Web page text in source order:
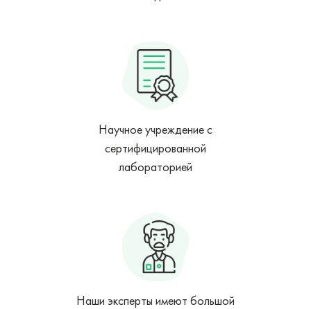
Научное учреждение с
сертифицированной
лабораторией
Наши эксперты имеют большой